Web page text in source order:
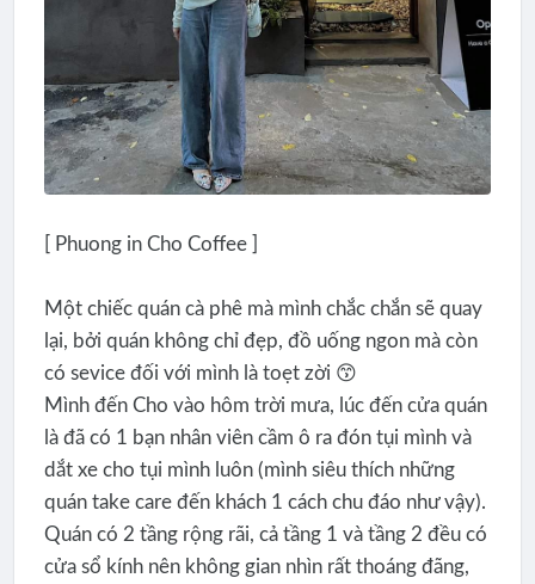
[ Phuong in Cho Coffee ]
Một chiếc quán cà phê mà mình chắc chắn sẽ quay
lại, bởi quán không chỉ đẹp, đồ uống ngon mà còn
có sevice đối với mình là toẹt zời 😙
Mình đến Cho vào hôm trời mưa, lúc đến cửa quán
là đã có 1 bạn nhân viên cầm ô ra đón tụi mình và
dắt xe cho tụi mình luôn (mình siêu thích những
quán take care đến khách 1 cách chu đáo như vậy).
Quán có 2 tầng rộng rãi, cả tầng 1 và tầng 2 đều có
cửa sổ kính nên không gian nhìn rất thoáng đãng,